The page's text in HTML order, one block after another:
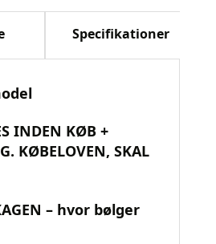
Specifikationer
INDEN KØB +
KØBELOVEN, SKAL
– hvor bølger